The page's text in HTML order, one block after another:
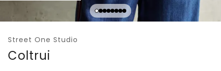
Street One Studio
Coltrui